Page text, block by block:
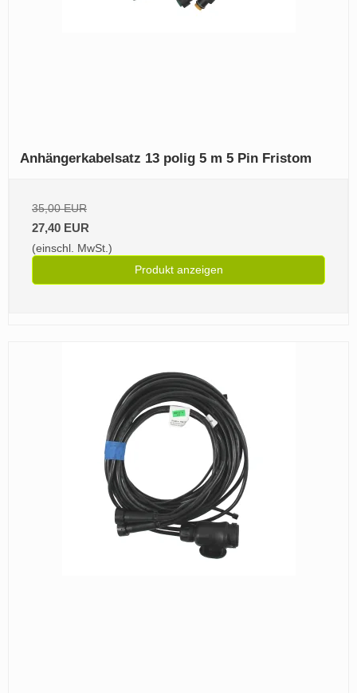
Anhängerkabelsatz 13 polig 5 m 5 Pin Fristom
35,00 EUR
27,40 EUR
(einschl. MwSt.)
Produkt anzeigen